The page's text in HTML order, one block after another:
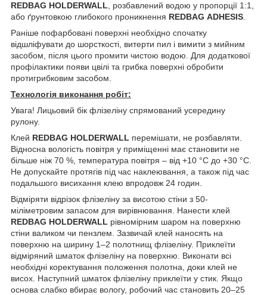
REDBAG HOLDERWALL , розбавлений водою у пропорції 1:1,
або ґрунтовкою глибокого проникнення REDBAG ADHESIS
Раніше пофарбовані поверхні необхідно спочатку
відшліфувати до шорсткості, витерти пил і вимити з мийним
засобом, після цього промити чистою водою. Для додаткової
профілактики появи цвілі та грибка поверхні обробити
протигрибковим засобом.
Технологія виконання робіт:
Увага! Лицьовий бік флізеліну спрямований усередину
рулону.
Клей REDBAG HOLDERWALL перемішати, не розбавляти.
Відносна вологість повітря у приміщенні має становити не
більше ніж 70 %, температура повітря – від +10 °C до +30 °C.
Не допускайте протягів під час наклеювання, а також під час
подальшого висихання клею впродовж 24 годин.
Відміряти відрізок флізеліну за висотою стіни з 50-
міліметровим запасом для вирівнювання. Нанести клей
REDBAG HOLDERWALL рівномірним шаром на поверхню
стіни валиком чи пензлем. Зазвичай клей наносять на
поверхню на ширину 1–2 полотнищ флізеліну. Приклеїти
відміряний шматок флізеліну на поверхню. Виконати всі
необхідні коректування положення полотна, доки клей не
висох. Наступний шматок флізеліну приклеїти у стик. Якщо
основа слабко вбирає вологу, робочий час становить 20–25